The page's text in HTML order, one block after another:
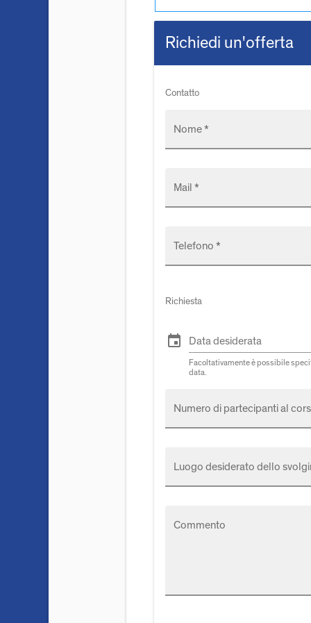
Richiedi un'offerta
Contatto
Nome *
Mail *
Telefono *
Richiesta
event Data desiderata
Facoltativamente è possibile
data.
Numero di partecipanti al
Luogo desiderato dello
Commento